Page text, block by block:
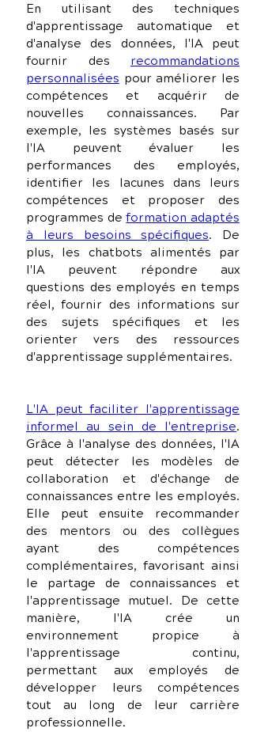
En utilisant des techniques
d'apprentissage automatique et
d'analyse des données, l'IA peut
fournir des recommandations
personnalisées pour améliorer les
compétences et acquérir de
nouvelles connaissances. Par
exemple, les systèmes basés sur
l'IA peuvent évaluer les
performances des employés,
identifier les lacunes dans leurs
compétences et proposer des
programmes de formation adaptés
à leurs besoins spécifiques. De
plus, les chatbots alimentés par
l'IA peuvent répondre aux
questions des employés en temps
réel, fournir des informations sur
des sujets spécifiques et les
orienter vers des ressources
d'apprentissage supplémentaires.
L'IA peut faciliter l'apprentissage
informel au sein de l'entreprise.
Grâce à l'analyse des données, l'IA
peut détecter les modèles de
collaboration et d'échange de
connaissances entre les employés.
Elle peut ensuite recommander
des mentors ou des collègues
ayant des compétences
complémentaires, favorisant ainsi
le partage de connaissances et
l'apprentissage mutuel. De cette
manière, l'IA crée un
environnement propice à
l'apprentissage continu,
permettant aux employés de
développer leurs compétences
tout au long de leur carrière
professionnelle.